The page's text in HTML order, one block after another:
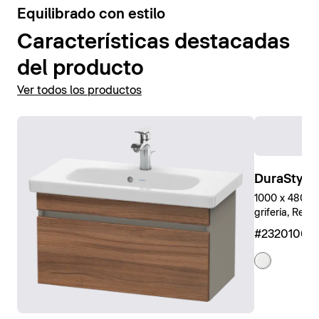
3
Equilibrado con estilo
Características destacadas
del producto
Ver todos los productos
DuraStyle
1000 x 480
grifería,